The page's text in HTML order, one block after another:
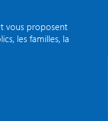
vous proposent
les familles, la